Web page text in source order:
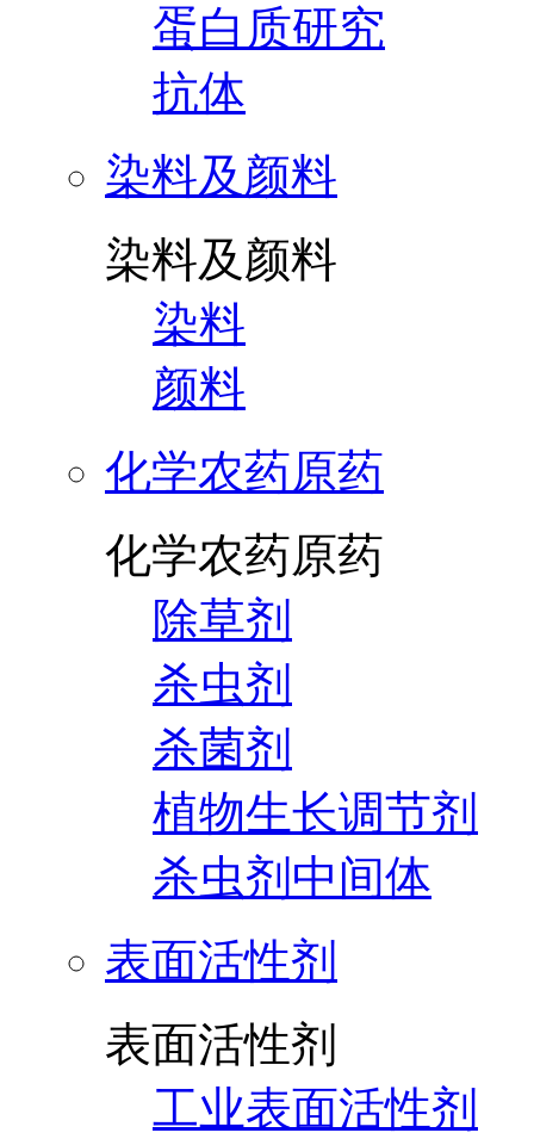
蛋白质研究
抗体
染料及颜料
染料及颜料
染料
颜料
化学农药原药
化学农药原药
除草剂
杀虫剂
杀菌剂
植物生长调节剂
杀虫剂中间体
表面活性剂
表面活性剂
工业表面活性剂